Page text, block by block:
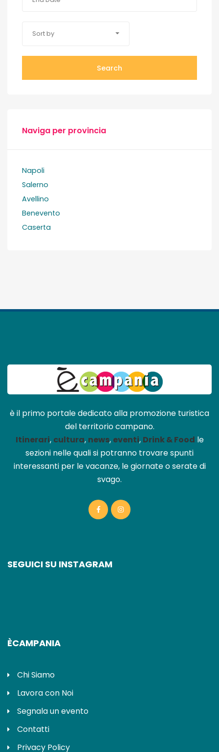
Sort by
Search
Naviga per provincia
Napoli
Salerno
Avellino
Benevento
Caserta
è il primo portale dedicato alla promozione turistica
del territorio campano.
Itinerari, cultura, news, eventi, Drink & Food le
sezioni nelle quali si potranno trovare spunti
interessanti per le vacanze, le giornate o serate di
svago.
SEGUICI SU INSTAGRAM
ÈCAMPANIA
Chi Siamo
Lavora con Noi
Segnala un evento
Contatti
Privacy Policy